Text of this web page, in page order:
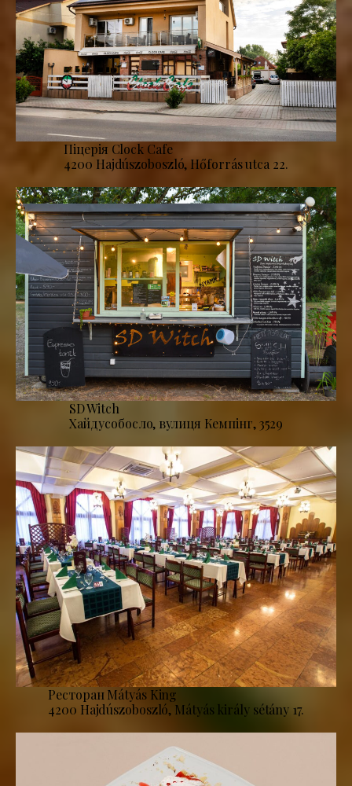
Піцерія Clock Cafe
4200 Hajdúszoboszló, Hőforrás utca 22.
SD Witch
Хайдусобосло, вулиця Кемпінг, 3529
Ресторан Mátyás King
4200 Hajdúszoboszló, Mátyás király sétány 17.